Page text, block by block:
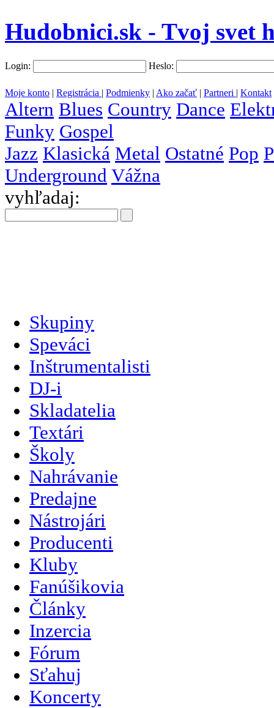
Hudobnici.sk - Tvoj svet
Login: Heslo:
Moje konto | Registrácia | Podmienky | Ako začať | Partneri | Kontakt
Altern Blues Country Dance
Funky Gospel
Jazz Klasická Metal Ostatné Pop
Underground Vážna
vyhľadaj:
Skupiny
Speváci
Inštrumentalisti
DJ-i
Skladatelia
Textári
Školy
Nahrávanie
Predajne
Nástrojári
Producenti
Kluby
Fanúšikovia
Články
Inzercia
Fórum
Sťahuj
Koncerty